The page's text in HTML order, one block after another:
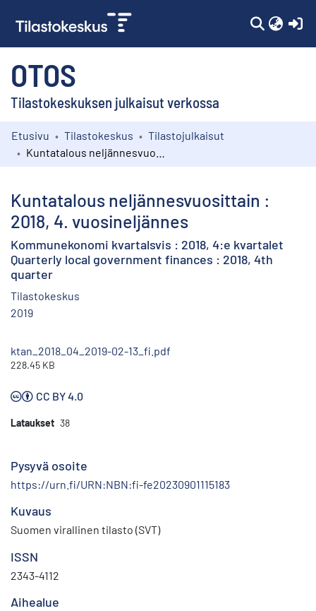
OTOS
Tilastokeskuksen julkaisut verkossa
Kokoelmat
Etusivu Tilastokeskus
Tilastojulkaisut
Kuntatalous neljännesvuosittain :
2018, 4. vuosineljännes
Kommunekonomi kvartalsvis : 2018, 4:e kvartalet
Quarterly local government finances : 2018, 4th
quarter
Tilastokeskus
2019
ktan_2018_04_2019-02-13_fi.pdf
228.45 KB
CC BY 4.0
Lataukset 38
Pysyvä osoite
https://urn.fi/URN:NBN:fi-fe20230901115183
Kuvaus
Suomen virallinen tilasto (SVT)
ISSN
2343-4112
Aihealue